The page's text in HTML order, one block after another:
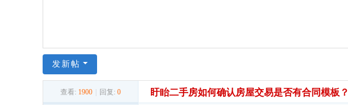
发新帖
查看: 1900 回复: 0 盱眙二手房如何确认房屋交易是否有合同模板？